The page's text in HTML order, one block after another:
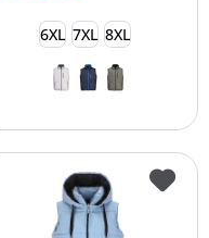
6XL 7XL 8XL